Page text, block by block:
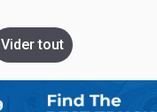
Vider tout